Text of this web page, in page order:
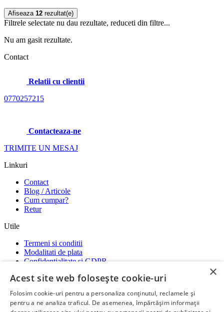
Afiseaza 12 rezultat(e)
Filtrele selectate nu dau rezultate, reduceti din filtre...
Nu am gasit rezultate.
Contact
Relatii cu clientii
0770257215
Contacteaza-ne
TRIMITE UN MESAJ
Linkuri
Contact
Blog / Articole
Cum cumpar?
Retur
Utile
Termeni si conditii
Modalitati de plata
Confidentialitate si GDPR
ANPC-SOL-SAL
Social media
×
Acest site web folosește cookie-uri
Folosim cookie-uri pentru a personaliza conținutul, reclamele și
pentru a ne analiza traficul. De asemenea, împărtășim informații